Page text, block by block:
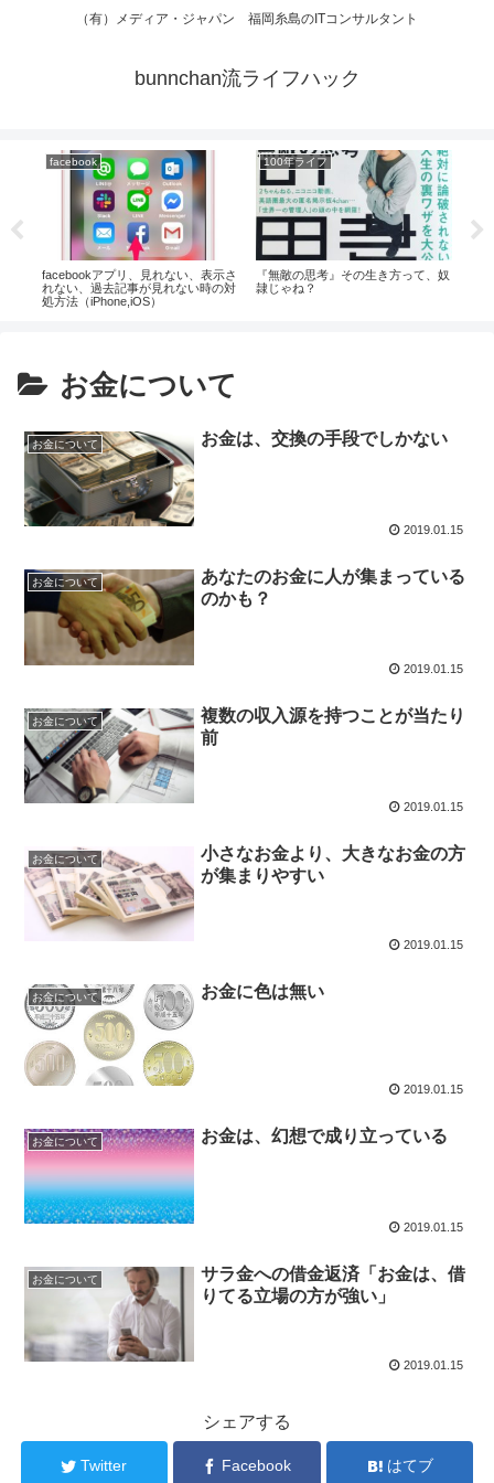
（有）メディア・ジャパン 福岡糸島のITコンサルタント
bunnchan流ライフハック
facebook
facebookアプリ、見れない、表示さ
れない、過去記事が見れない時の対
処方法（iPhone,iOS）
100年ライフ
『無敵の思考』その生き方って、奴
隷じゃね？
お金について
お金について お金は、交換の手段でしかない
2019.01.15
お金について
あなたのお金に人が集まっている
のかも？
2019.01.15
お金について
複数の収入源を持つことが当たり
前
2019.01.15
お金について
小さなお金より、大きなお金の方
が集まりやすい
2019.01.15
お金について お金に色は無い
2019.01.15
お金について お金は、幻想で成り立っている
2019.01.15
お金について
サラ金への借金返済「お金は、借
りてる立場の方が強い」
2019.01.15
シェアする
Twitter Facebook はてブ